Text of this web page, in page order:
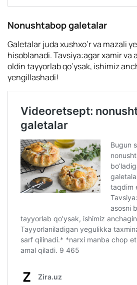
Nonushtabop galetalar
Galetalar juda xushxo’r va mazali
hisoblanadi. Tavsiya:agar xamir va
oldin tayyorlab qo’ysak, ishimiz
yengillashadi!